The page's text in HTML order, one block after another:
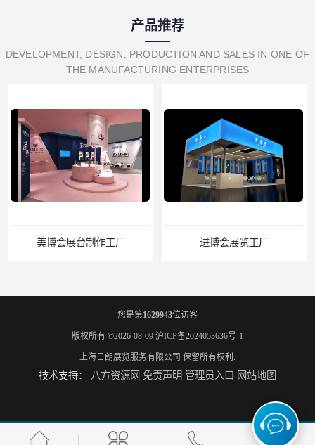
产品推荐
DEVELOPMENT, DESIGN, PRODUCTION AND SALES IN ONE OF
THE MANUFACTURING ENTERPRISES
进博会展览工厂 家具展搭建工厂
厨卫展展台搭建工厂 电子展展台装修
您是第1629943位访客
版权所有 ©2026-08-09 沪ICP备2024053636号-1
上海日朗展览服务有限公司 保留所有权利.
技术支持： 八方资源网 免责声明 管理员入口 网站地图